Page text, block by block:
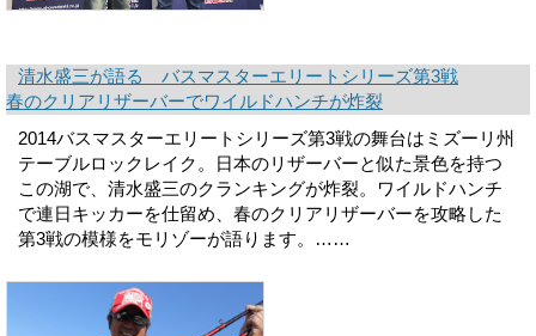
清水盛三が語る バスマスターエリートシリーズ第3戦
春のクリアリザーバーでワイルドハンチが炸裂
2014バスマスターエリートシリーズ第3戦の舞台はミズーリ州
テーブルロックレイク。日本のリザーバーと似た景色を持つ
この湖で、清水盛三のクランキングが炸裂。ワイルドハンチ
で連日キッカーを仕留め、春のクリアリザーバーを攻略した
第3戦の模様をモリゾーが語ります。……